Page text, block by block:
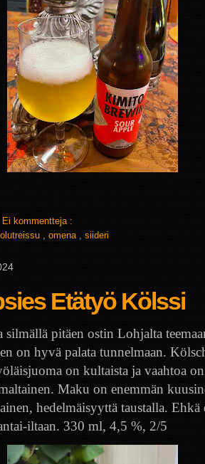
Ei kommentteja :
olutreissu omena siideri
Etätyö Kölssi
pitäen ostin Lohjalta
on hyvä palata tunnelmaan.
on kultaista ja vaahtoa
Maku on enemmän
hedelmäisyyttä taustalla.
iltaan. 330 ml, 4,5 %, 2/5